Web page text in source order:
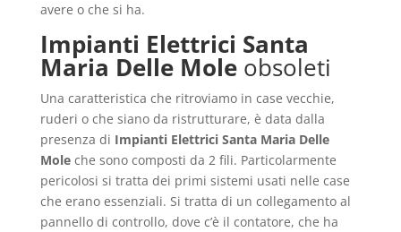
avere o che si ha.
Impianti Elettrici Santa
Maria Delle Moleobsoleti
Una caratteristica che ritroviamo in case vecchie,
ruderi o che siano da ristrutturare, è data dalla
presenza di Impianti Elettrici Santa Maria Delle
Moleche sono composti da 2 fili. Particolarmente
pericolosi si tratta dei primi sistemi usati nelle case
che erano essenziali. Si tratta di un collegamento al
pannello di controllo, dove c’è il contatore, che ha